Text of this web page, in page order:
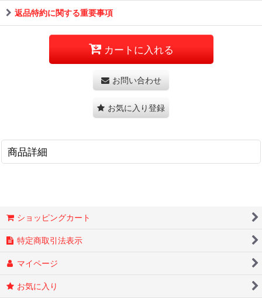
返品特約に関する重要事項
カートに入れる
お問い合わせ
お気に入り登録
商品詳細
ショッピングカート
特定商取引法表示
マイページ
お気に入り